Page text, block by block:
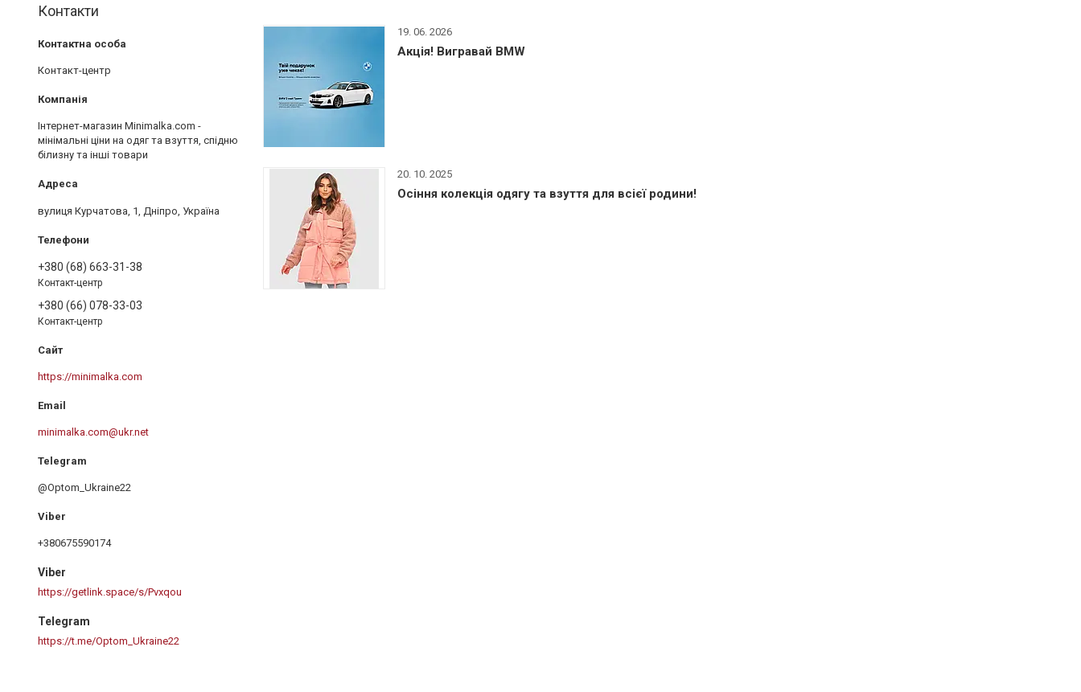
19. 06. 2026
Акція! Вигравай BMW
20. 10. 2025
Осіння колекція одягу та взуття для всієї родини!
Контакти
Контакт-центр
Інтернет-магазин Minimalka.com -
мінімальні ціни на одяг та взуття, спідню
білизну та інші товари
вулиця Курчатова, 1, Дніпро, Україна
+380 (68) 663-31-38
Контакт-центр
+380 (66) 078-33-03
Контакт-центр
https://minimalka.com
minimalka.com@ukr.net
@Optom_Ukraine22
+380675590174
Viber
https://getlink.space/s/Pvxqou
Telegram
https://t.me/Optom_Ukraine22